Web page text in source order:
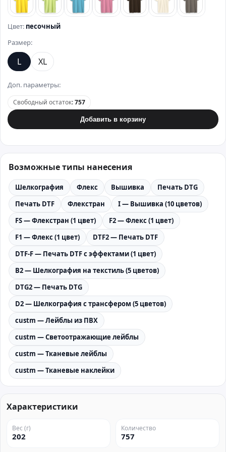
лимонныйзеленыйбирюзовый
розовый коричневыйбежевый
Цвет: песочный
Размер:
L XL
Доп. параметры:
Свободный остаток:757
Добавить в корзину
Возможные типы нанесения
Шелкография Флекс Вышивка
Печать DTG
Печать DTF
Флекстран
I — Вышивка (10 цветов)
FS — Флекстран (1 цвет)
F2 — Флекс (1 цвет)
F1 — Флекс (1 цвет)
DTF2 — Печать DTF
DTF-F — Печать DTF с эффектами (1 цвет)
B2 — Шелкография на текстиль (5 цветов)
DTG2 — Печать DTG
D2 — Шелкография с трансфером (5 цветов)
custm — Лейблы из ПВХ
custm — Светоотражающие лейблы
custm — Тканевые лейблы
custm — Тканевые наклейки
Характеристики
Вес (г)
202
Количество
757